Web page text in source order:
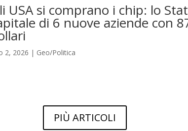
USA si comprano i chip: lo
di 6 nuove aziende con
2, 2026 | Geo/Politica
PIÙ ARTICOLI